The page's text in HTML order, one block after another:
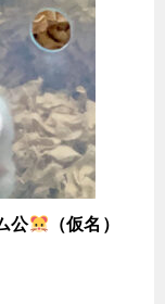
公
（仮名）